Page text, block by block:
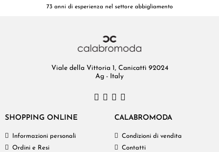
73 anni di esperienza nel settore abbigliamento
Viale della Vittoria 1, Canicattì 92024
Ag - Italy
SHOPPING ONLINE
Informazioni personali
Ordini e Resi
CALABROMODA
Condizioni di vendita
Contatti